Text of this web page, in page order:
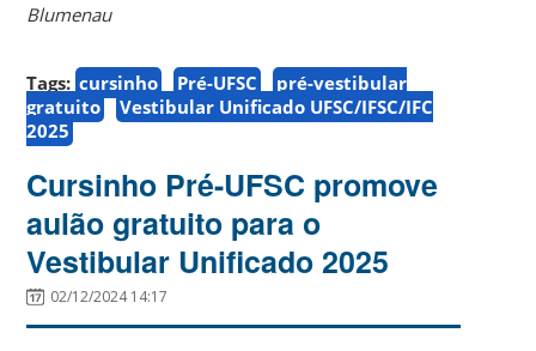
Blumenau
Tags: cursinho Pré-UFSC
pré-vestibular
gratuito
Vestibular Unificado UFSC/IFSC/IFC
2025
Cursinho Pré-UFSC promove
aulão gratuito para o
Vestibular Unificado 2025
02/12/2024 14:17